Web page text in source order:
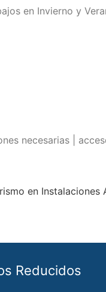
en Invierno y
necesarias |
en
Reducidos